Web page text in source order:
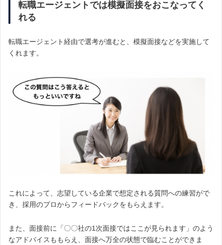
転職エージェントでは模擬面接をおこなってく
れる
転職エージェント経由で選考が進むと、模擬面接などを実施して
くれます。
これによって、志望している企業で想定される質問への練習がで
き、採用のプロからフィードバックをもらえます。
また、面接前に「〇〇社の1次面接ではここが見られます」のよう
なアドバイスももらえ、面接へ万全の状態で臨むことができま